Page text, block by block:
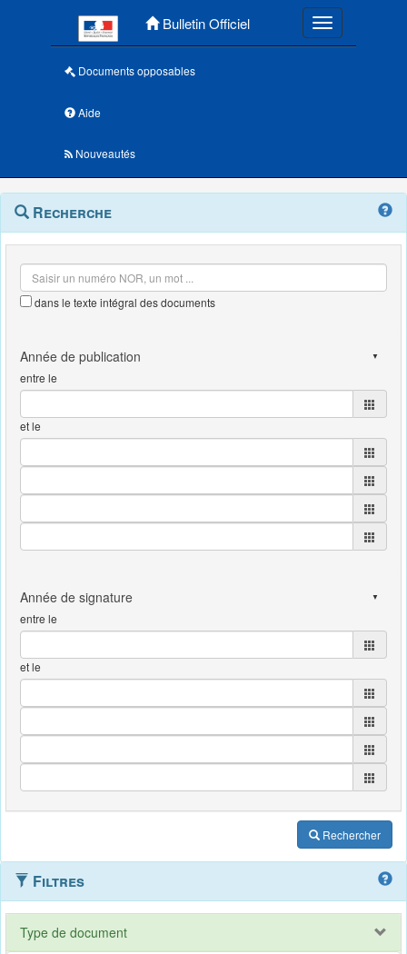
Bulletin Officiel Toggle
Documents opposables
Aide
Nouveautés
Navigation
outils
Menu
contextuel
Recherche
dans le texte intégral des documents
entre le
et le
entre le
et le
Rechercher
Filtres
Type de document